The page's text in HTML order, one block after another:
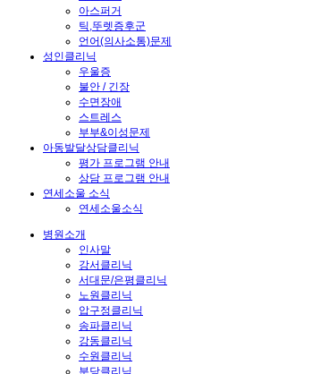
아스퍼거
틱,뚜렛증후군
언어(의사소통)문제
성인클리닉
우울증
불안 / 긴장
수면장애
스트레스
부부&이성문제
아동발달상담클리닉
평가 프로그램 안내
상담 프로그램 안내
연세소울 소식
연세소울소식
병원소개
인사말
강서클리닉
서대문/은평클리닉
노원클리닉
압구정클리닉
송파클리닉
강동클리닉
수원클리닉
분당클리닉